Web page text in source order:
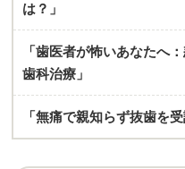
は？」
「歯医者が怖いあなたへ
歯科治療」
「無痛で親知らず抜歯を